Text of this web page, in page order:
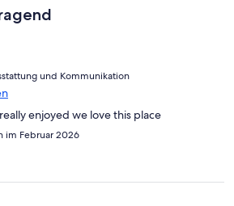
und Kommunikation
enjoyed we love this place
im Februar 2026